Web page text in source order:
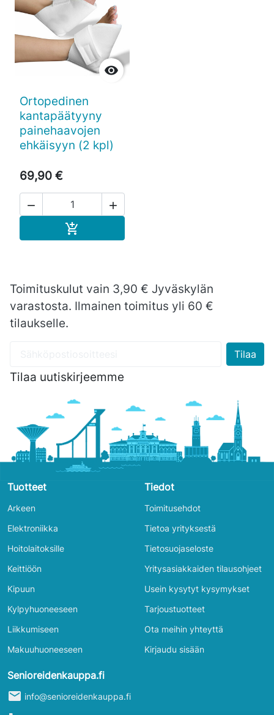

Ortopedinen
kantapäätyyny
painehaavojen
ehkäisyyn (2 kpl)
69,90 €
 

Toimituskulut vain 3,90 € Jyväskylän
varastosta. Ilmainen toimitus yli 60 €
tilaukselle.
Tilaa uutiskirjeemme
Tuotteet
Arkeen
Elektroniikka
Hoitolaitoksille
Keittiöön
Kipuun
Kylpyhuoneeseen
Liikkumiseen
Makuuhuoneeseen
Tiedot
Toimitusehdot
Tietoa yrityksestä
Tietosuojaseloste
Yritysasiakkaiden tilausohjeet
Usein kysytyt kysymykset
Tarjoustuotteet
Ota meihin yhteyttä
Kirjaudu sisään
Senioreidenkauppa.fi
mail info@senioreidenkauppa.fi